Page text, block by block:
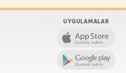
UYGULAMALAR